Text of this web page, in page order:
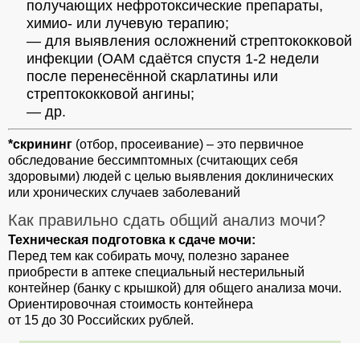
получающих нефротоксические препараты,
химио- или лучевую терапию;
— для выявления осложнений стрептококковой
инфекции (ОАМ сдаётся спустя 1-2 недели
после перенесённой скарлатины или
стрептококковой ангины;
— др.
*скрининг (отбор, просеивание) – это первичное
обследование бессимптомных (считающих себя
здоровыми) людей с целью выявления доклинических
или хронических случаев заболеваний
Как правильно сдать общий анализ мочи?
Техническая подготовка к сдаче мочи:
Перед тем как собирать мочу, полезно заранее
приобрести в аптеке специальный нестерильный
контейнер (банку с крышкой) для общего анализа мочи.
Ориентировочная стоимость контейнера
от 15 до 30 Российских рублей.